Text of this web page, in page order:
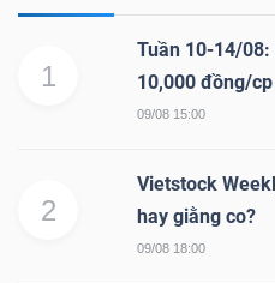
1
Tuần 10-14/
10,000 đồng/
09/08 15:00
2
Vietstock
hay giằng co?
09/08 18:00
vụ
Đào